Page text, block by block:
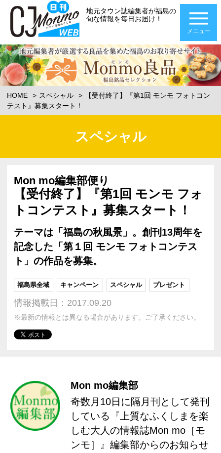
地元タウン誌編集者が福島の
旬な情報を毎日お届け！
メニュー
HOME スペシャル
【受付終了】『第1回 モンモ フォトコン
テスト』募集スタート！
スペシャル
Mon mo編集部便り
【受付終了】『第1回 モンモ フォ
トコンテスト』募集スタート！
テーマは「福島の秋風景」。創刊13周年を
記念した「第１回 モンモ フォトコンテス
ト」の作品を募集。
福島県全域 キャンペーン スペシャル プレゼント
情報掲載日：2017.09.20
※最新の情報とは異なる場合があります。ご了承ください。
Mon mo編集部
奇数月10日に隔月刊として発刊
している『上質なふくしまを楽
しむ大人の情報誌Mon mo［モ
ンモ］』編集部からのお知らせ